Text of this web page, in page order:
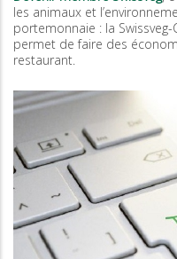
les animaux et
portemonnaie : la
permet de faire des
restaurant.